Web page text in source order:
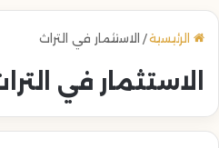
الرئيسية/ الاستثمار في التراث
الاستثمار في